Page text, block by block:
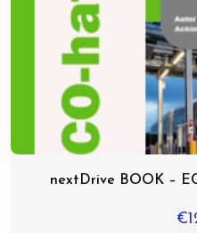
nextDrive BOOK –
€